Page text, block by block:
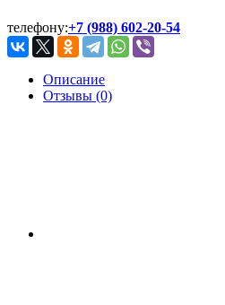
телефону:+7 (988) 602-20-54
Описание
Отзывы (0)